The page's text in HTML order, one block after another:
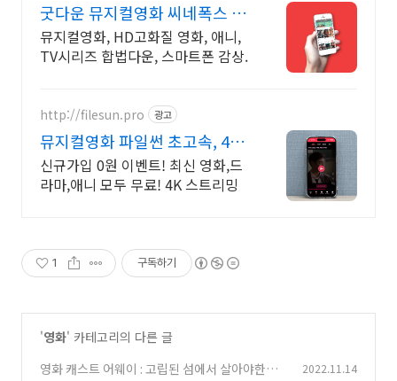
굿다운 뮤지컬영화 씨네폭스 최
대3만원+10%추가적립
뮤지컬영화, HD고화질 영화, 애니,
TV시리즈 합법다운, 스마트폰 감상.
http://filesun.pro 광고
뮤지컬영화 파일썬 초고속, 4K
실시간 보기!
신규가입 0원 이벤트! 최신 영화,드
라마,애니 모두 무료! 4K 스트리밍
1 구독하기
'영화' 카테고리의 다른 글
영화 캐스트 어웨이 : 고립된 섬에서 살아야한다.
2022.11.14